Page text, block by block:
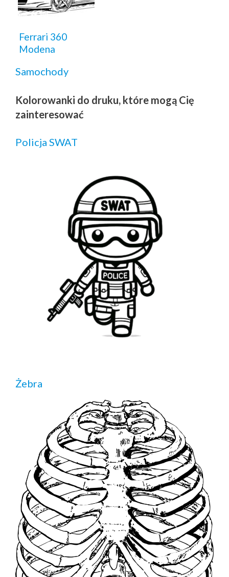
Ferrari 360
Modena
Samochody
Kolorowanki do druku, które mogą Cię
zainteresować
Policja SWAT
Żebra